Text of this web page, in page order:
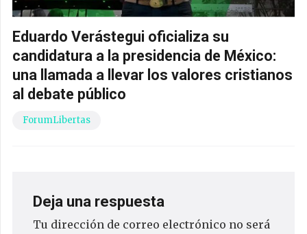
Eduardo Verástegui oficializa su
candidatura a la presidencia de México:
una llamada a llevar los valores cristianos
al debate público
ForumLibertas
Deja una respuesta
Tu dirección de correo electrónico no será